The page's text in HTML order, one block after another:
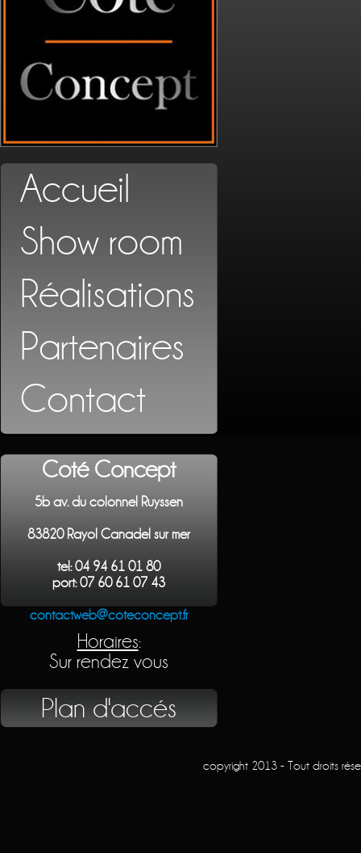
Accueil
Show room
Réalisations
Partenaires
Contact
Coté Concept
5b av. du colonnel Ruyssen
83820 Rayol Canadel sur mer
tel: 04 94 61 01 80
port: 07 60 61 07 43
contactweb@coteconcept.fr
Horaires:
Sur rendez vous
Plan d'accés
copyright 2013 - Tout droits